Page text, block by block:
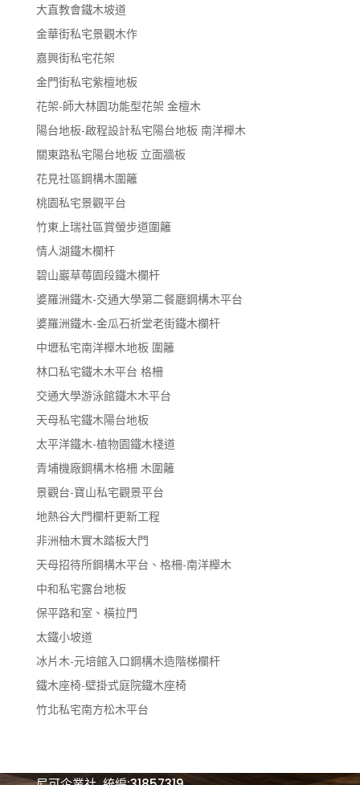
大直教會鐵木坡道
金華街私宅景觀木作
嘉興街私宅花架
金門街私宅紫檀地板
花架-師大林園功能型花架 金檀木
陽台地板-啟程設計私宅陽台地板 南洋櫸木
關東路私宅陽台地板 立面牆板
花見社區鋼構木圍籬
桃園私宅景觀平台
竹東上瑞社區賞螢步道圍籬
情人湖鐵木欄杆
碧山巖草莓園段鐵木欄杆
婆羅洲鐵木-交通大學第二餐廳鋼構木平台
婆羅洲鐵木-金瓜石祈堂老街鐵木欄杆
中壢私宅南洋櫸木地板 圍籬
林口私宅鐵木木平台 格柵
交通大學游泳館鐵木木平台
天母私宅鐵木陽台地板
太平洋鐵木-植物園鐵木棧道
青埔機廠鋼構木格柵 木圍籬
景觀台-寶山私宅觀景平台
地熱谷大門欄杆更新工程
非洲柚木實木踏板大門
天母招待所鋼構木平台、格柵-南洋櫸木
中和私宅露台地板
保平路和室、橫拉門
太鐵小坡道
冰片木-元培館入口鋼構木造階梯欄杆
鐵木座椅-壁掛式庭院鐵木座椅
竹北私宅南方松木平台